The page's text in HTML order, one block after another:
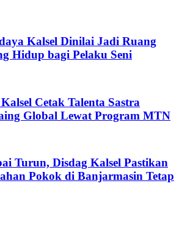
Kalsel Dinilai Jadi Ruang
Hidup bagi Pelaku Seni
Cetak Talenta Sastra
Global Lewat Program MTN
Turun, Disdag Kalsel Pastikan
Pokok di Banjarmasin Tetap